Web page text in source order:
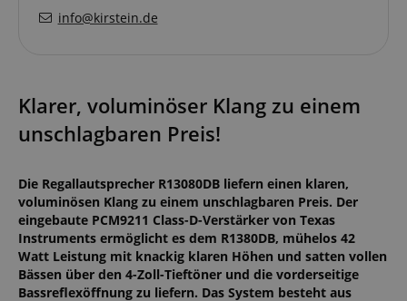
info@kirstein.de
Klarer, voluminöser Klang zu einem
unschlagbaren Preis!
Die Regallautsprecher R13080DB liefern einen klaren,
voluminösen Klang zu einem unschlagbaren Preis. Der
eingebaute PCM9211 Class-D-Verstärker von Texas
Instruments ermöglicht es dem R1380DB, mühelos 42
Watt Leistung mit knackig klaren Höhen und satten vollen
Bässen über den 4-Zoll-Tieftöner und die vorderseitige
Bassreflexöffnung zu liefern. Das System besteht aus